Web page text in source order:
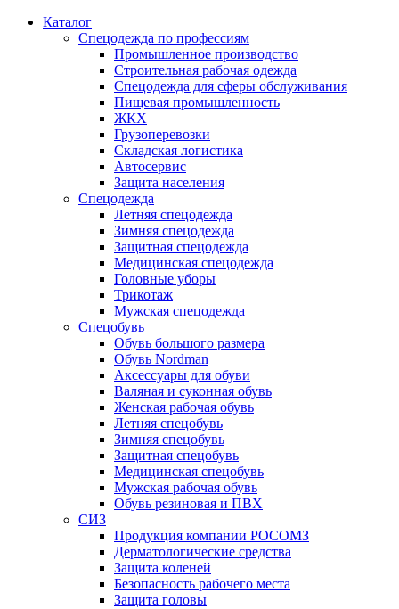
Каталог
Спецодежда по профессиям
Промышленное производство
Строительная рабочая одежда
Спецодежда для сферы обслуживания
Пищевая промышленность
ЖКХ
Грузоперевозки
Складская логистика
Автосервис
Защита населения
Спецодежда
Летняя спецодежда
Зимняя спецодежда
Защитная спецодежда
Медицинская спецодежда
Головные уборы
Трикотаж
Мужская спецодежда
Спецобувь
Обувь большого размера
Обувь Nordman
Аксессуары для обуви
Валяная и суконная обувь
Женская рабочая обувь
Летняя спецобувь
Зимняя спецобувь
Защитная спецобувь
Медицинская спецобувь
Мужская рабочая обувь
Обувь резиновая и ПВХ
СИЗ
Продукция компании РОСОМЗ
Дерматологические средства
Защита коленей
Безопасность рабочего места
Защита головы